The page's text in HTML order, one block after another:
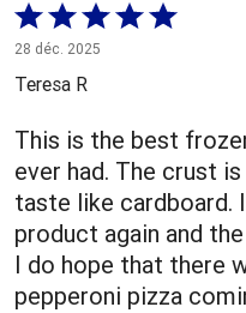
Coté
5 sur
5
28 déc. 2025
Teresa R
This is the best
ever had. The crust
taste like cardboard.
product again and
I do hope that there
pepperoni pizza